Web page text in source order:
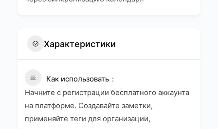
Характеристики
Как использовать
Начните с регистрации бесплатного аккаунта
на платформе. Создавайте заметки,
применяйте теги для организации,